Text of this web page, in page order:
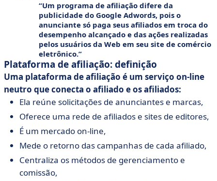
Um programa de afiliação difere da
publicidade do Google Adwords, pois o
anunciante só paga seus afiliados em troca do
desempenho alcançado e das ações realizadas
pelos usuários da Web em seu site de comércio
eletrônico.
Plataforma de afiliação: definição
Uma plataforma de afiliação é um serviço on-line
neutro que conecta o afiliado e os afiliados:
Ela reúne solicitações de anunciantes e marcas,
Oferece uma rede de afiliados e sites de editores,
É um mercado on-line,
Mede o retorno das campanhas de cada afiliado,
Centraliza os métodos de gerenciamento e
comissão,